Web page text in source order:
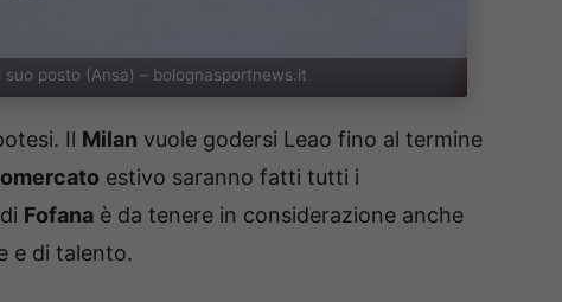
posto (Ansa) – bolognasportnews.it
Il Milan vuole godersi Leao fino al termine
estivo saranno fatti tutti i
Fofana è da tenere in considerazione anche
e di talento.